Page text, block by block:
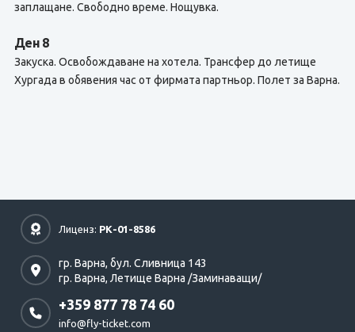
заплащане. Свободно време. Нощувка.
Ден 8
Закуска. Освобождаване на хотела. Трансфер до летище
Хургада в обявения час от фирмата партньор. Полет за Варна.
Лиценз: РК-01-8586
гр. Варна, бул. Сливница 143
гр. Варна, Летище Варна /Заминаващи/
+359 877 78 74 60
info@fly-ticket.com